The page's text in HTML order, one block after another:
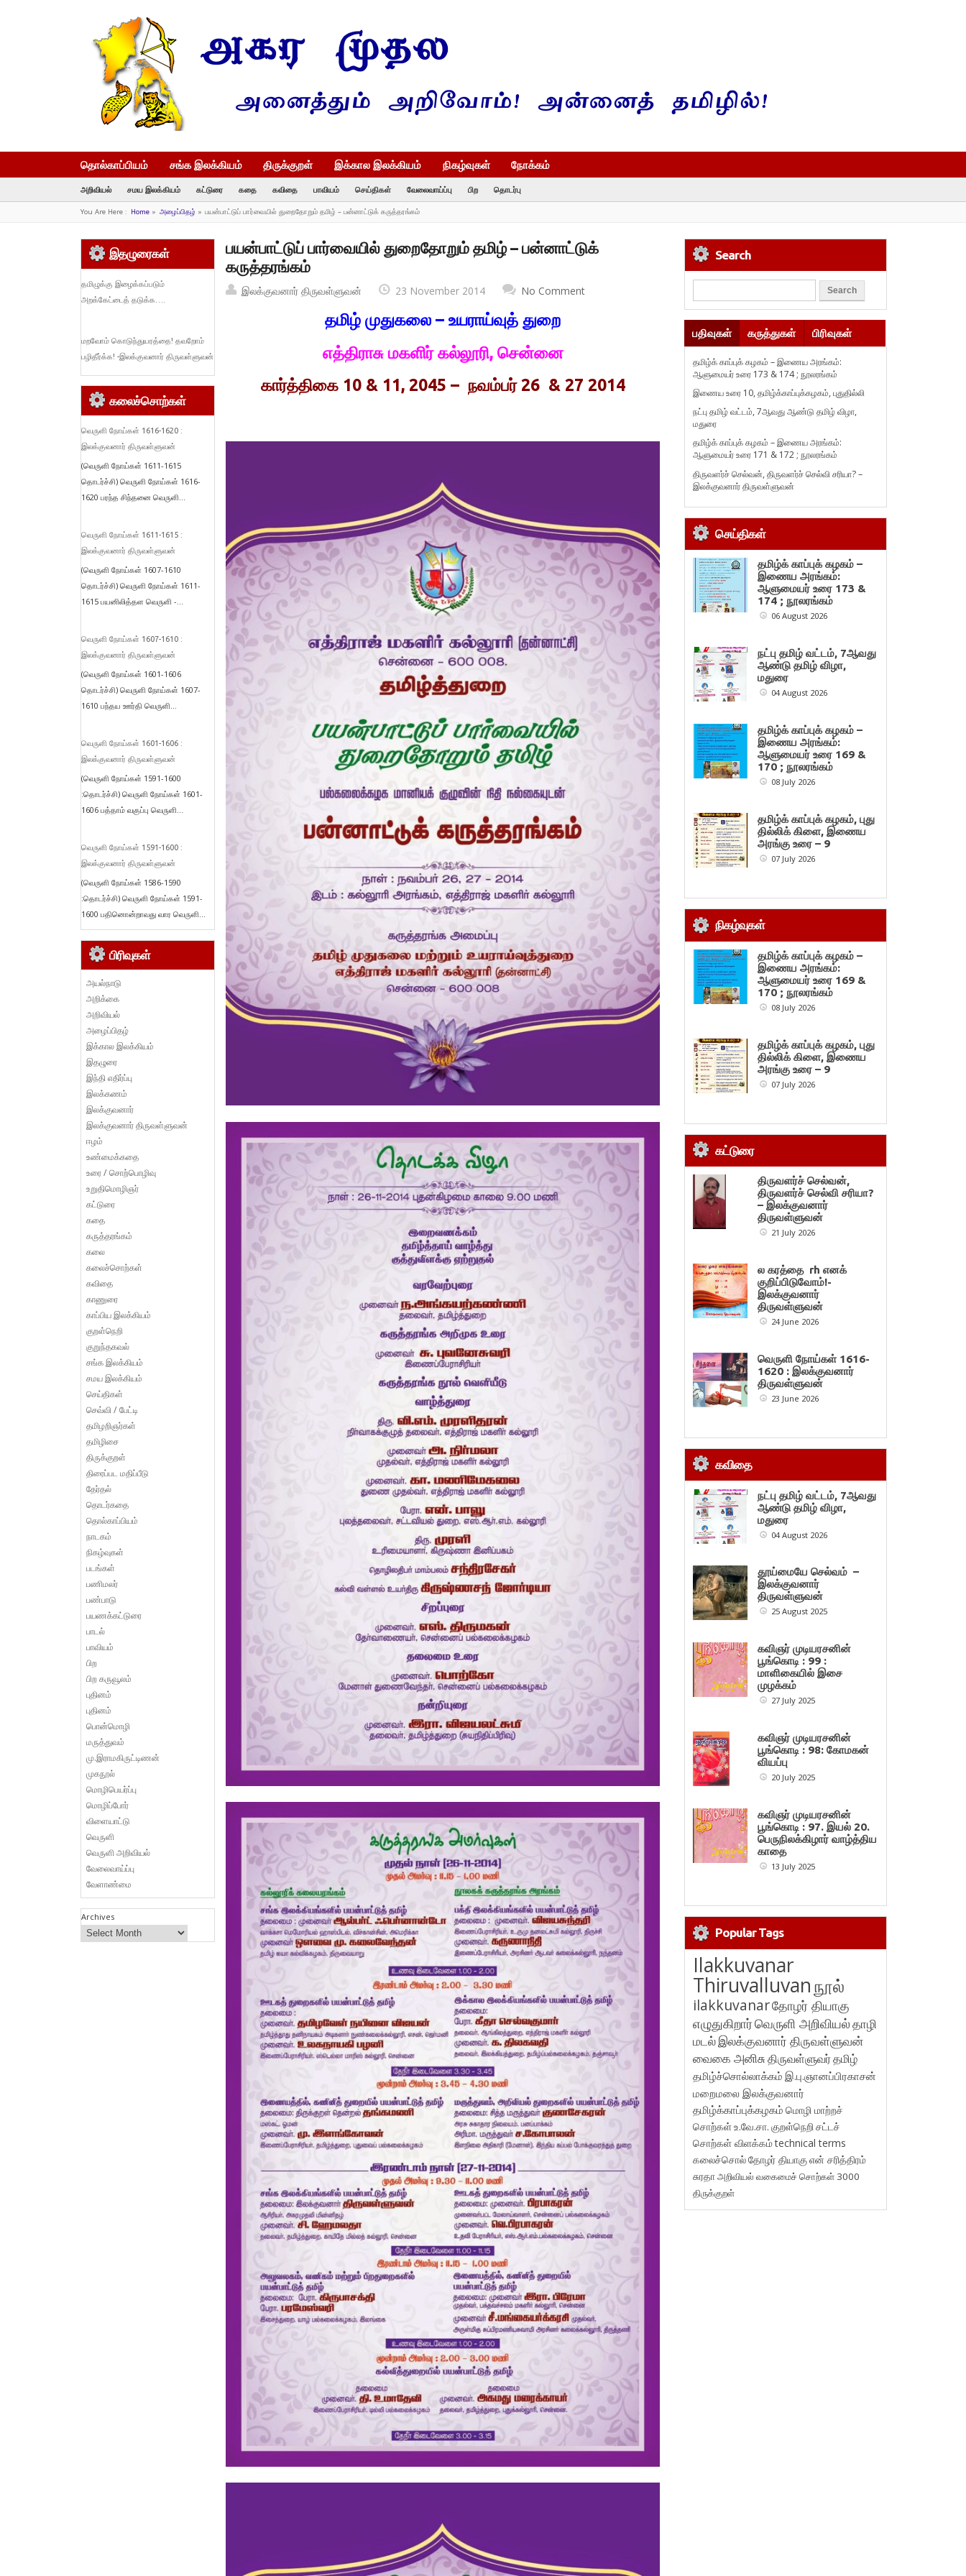
தொல்காப்பியம் சங்க இலக்கியம் திருக்குறள் இக்கால இலக்கியம் நிகழ்வுகள் நோக்கம்
அறிவியல் சமய இலக்கியம் கட்டுரை கதை கவிதை பாவியம் செய்திகள் வேலைவாய்ப்பு பிற தொடர்பு
You Are Here : Home» அழைப்பிதழ் » பயன்பாட்டுப் பார்வையில் துறைதோறும் தமிழ் – பன்னாட்டுக் கருத்தரங்கம்
பயன்பாட்டுப் பார்வையில் துறைதோறும் தமிழ் – பன்னாட்டுக்
கருத்தரங்கம்
இலக்குவனார் திருவள்ளுவன் 23 November 2014 No Comment
தமிழ் முதுகலை – உயராய்வுத் துறை
எத்திராசு மகளிர் கல்லூரி, சென்னை
கார்த்திகை 10 & 11, 2045 – நவம்பர் 26 & 27 2014
இதழுரைகள்
தமிழுக்கு இழைக்கப்படும்
அறக்கேட்டைத் தடுக்க….
மறவோம் கொடுந்துயரத்தை! தவறோம்
பழிதீர்க்க! -இலக்குவனார் திருவள்ளுவன்
கலைச்சொற்கள்
வெருளி நோய்கள் 1616-1620 :
இலக்குவனார் திருவள்ளுவன்
(வெருளி நோய்கள் 1611-1615
தொடர்ச்சி) வெருளி நோய்கள் 1616-
1620 பரந்த சிந்தனை வெருளி...
வெருளி நோய்கள் 1611-1615 :
இலக்குவனார் திருவள்ளுவன்
(வெருளி நோய்கள் 1607-1610
தொடர்ச்சி) வெருளி நோய்கள் 1611-
1615 பயனிலித்தள வெருளி -...
வெருளி நோய்கள் 1607-1610 :
இலக்குவனார் திருவள்ளுவன்
(வெருளி நோய்கள் 1601-1606
தொடர்ச்சி) வெருளி நோய்கள் 1607-
1610 பந்தய ஊர்தி வெருளி...
வெருளி நோய்கள் 1601-1606 :
இலக்குவனார் திருவள்ளுவன்
(வெருளி நோய்கள் 1591-1600
:தொடர்ச்சி) வெருளி நோய்கள் 1601-
1606 பத்தாம் வகுப்பு வெருளி...
வெருளி நோய்கள் 1591-1600 :
இலக்குவனார் திருவள்ளுவன்
(வெருளி நோய்கள் 1586-1590
:தொடர்ச்சி) வெருளி நோய்கள் 1591-
1600 பதினொன்றாவது வார வெருளி...
பிரிவுகள்
அயல்நாடு
அறிக்கை
அறிவியல்
அழைப்பிதழ்
இக்கால இலக்கியம்
இதழுரை
இந்தி எதிர்ப்பு
இலக்கணம்
இலக்குவனார்
இலக்குவனார் திருவள்ளுவன்
ஈழம்
உண்மைக்கதை
உரை / சொற்பொழிவு
உறுதிமொழிஞர்
கட்டுரை
கதை
கருத்தரங்கம்
கலை
கலைச்சொற்கள்
கவிதை
காணுரை
காப்பிய இலக்கியம்
குறள்நெறி
குறுந்தகவல்
சங்க இலக்கியம்
சமய இலக்கியம்
செய்திகள்
செவ்வி / பேட்டி
தமிழறிஞர்கள்
தமிழிசை
திருக்குறள்
திரைப்பட மதிப்பீடு
தேர்தல்
தொடர்கதை
தொல்காப்பியம்
நாடகம்
நிகழ்வுகள்
படங்கள்
பணிமலர்
பண்பாடு
பயணக்கட்டுரை
பாடல்
பாவியம்
பிற
பிற கருவூலம்
புதினம்
புதினம்
பொன்மொழி
மருத்துவம்
மு.இராமகிருட்டிணன்
முகநூல்
மொழிபெயர்ப்பு
மொழிப்போர்
விளையாட்டு
வெருளி
வெருளி அறிவியல்
வேலைவாய்ப்பு
வேளாண்மை
Archives
Search
பதிவுகள் கருத்துகள் பிரிவுகள்
தமிழ்க் காப்புக் கழகம் – இணைய அரங்கம்:
ஆளுமையர் உரை 173 & 174 ; நூலரங்கம்
இணைய உரை 10, தமிழ்க்காப்புக்கழகம், புதுதில்லி
நட்பு தமிழ் வட்டம், 7ஆவது ஆண்டு தமிழ் விழா,
மதுரை
தமிழ்க் காப்புக் கழகம் – இணைய அரங்கம்:
ஆளுமையர் உரை 171 & 172 ; நூலரங்கம்
திருவளர்ச் செல்வன், திருவளர்ச் செல்வி சரியா? –
இலக்குவனார் திருவள்ளுவன்
செய்திகள்
தமிழ்க் காப்புக் கழகம் –
இணைய அரங்கம்:
ஆளுமையர் உரை 173 &
174 ; நூலரங்கம்
06 August 2026
நட்பு தமிழ் வட்டம், 7ஆவது
ஆண்டு தமிழ் விழா,
மதுரை
04 August 2026
தமிழ்க் காப்புக் கழகம் –
இணைய அரங்கம்:
ஆளுமையர் உரை 169 &
170 ; நூலரங்கம்
08 July 2026
தமிழ்க் காப்புக் கழகம், புது
தில்லிக் கிளை, இணைய
அரங்கு உரை – 9
07 July 2026
நிகழ்வுகள்
தமிழ்க் காப்புக் கழகம் –
இணைய அரங்கம்:
ஆளுமையர் உரை 169 &
170 ; நூலரங்கம்
08 July 2026
தமிழ்க் காப்புக் கழகம், புது
தில்லிக் கிளை, இணைய
அரங்கு உரை – 9
07 July 2026
கட்டுரை
திருவளர்ச் செல்வன்,
திருவளர்ச் செல்வி சரியா?
– இலக்குவனார்
திருவள்ளுவன்
21 July 2026
ல கரத்தை rh எனக்
குறிப்பிடுவோம்!-
இலக்குவனார்
திருவள்ளுவன்
24 June 2026
வெருளி நோய்கள் 1616-
1620 : இலக்குவனார்
திருவள்ளுவன்
23 June 2026
கவிதை
நட்பு தமிழ் வட்டம், 7ஆவது
ஆண்டு தமிழ் விழா,
மதுரை
04 August 2026
தூய்மையே செல்வம் –
இலக்குவனார்
திருவள்ளுவன்
25 August 2025
கவிஞர் முடியரசனின்
பூங்கொடி : 99 :
மாளிகையில் இசை
முழக்கம்
27 July 2025
கவிஞர் முடியரசனின்
பூங்கொடி : 98: கோமகன்
வியப்பு
20 July 2025
கவிஞர் முடியரசனின்
பூங்கொடி : 97. இயல் 20.
பெருநிலக்கிழார் வாழ்த்திய
காதை
13 July 2025
Popular Tags
Ilakkuvanar
Thiruvalluvanநூல்
ilakkuvanarதோழர் தியாகு
எழுதுகிறார்வெருளி அறிவியல்தாழி
மடல்இலக்குவனார் திருவள்ளுவன்
வைகை அனிசுதிருவள்ளுவர்தமிழ்
தமிழ்ச்சொல்லாக்கம் இ.பு.ஞானப்பிரகாசன்
மறைமலை இலக்குவனார்
தமிழ்க்காப்புக்கழகம் மொழி மாற்றச்
சொற்கள்உ.வே.சா. குறள்நெறி சட்டச்
சொற்கள் விளக்கம்technical terms
கலைச்சொல்தோழர் தியாகுஎன் சரித்திரம்
சுரதாஅறிவியல் வகைமைச் சொற்கள் 3000
திருக்குறள்